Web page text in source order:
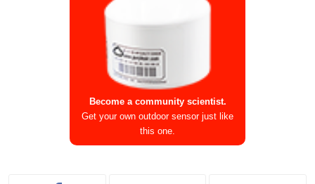
Become a community scientist.
Get your own outdoor sensor just like
this one.